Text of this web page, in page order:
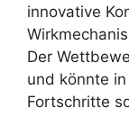
innovative
Der
und könnte
Fortschritte